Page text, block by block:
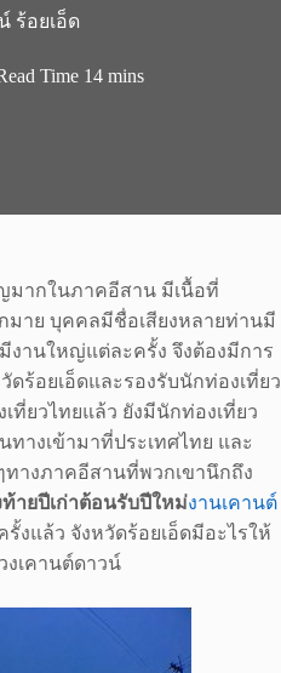
ร้อยเอ็ด
Time 14 mins
มากในภาคอีสาน มีเนื้อที่
มาย บุคคลมีชื่อเสียงหลายท่านมี
งานใหญ่แต่ละครั้ง จึงต้องมีการ
ดร้อยเอ็ดและรองรับนักท่องเที่ยว
ที่ยวไทยแล้ว ยังมีนักท่องเที่ยว
ทางเข้ามาที่ประเทศไทย และ
ทางภาคอีสานที่พวกเขานึกถึง
ท้ายปีเก่าต้อนรับปีใหม่งานเคานต์
งแล้ว จังหวัดร้อยเอ็ดมีอะไรให้
งเคานต์ดาวน์